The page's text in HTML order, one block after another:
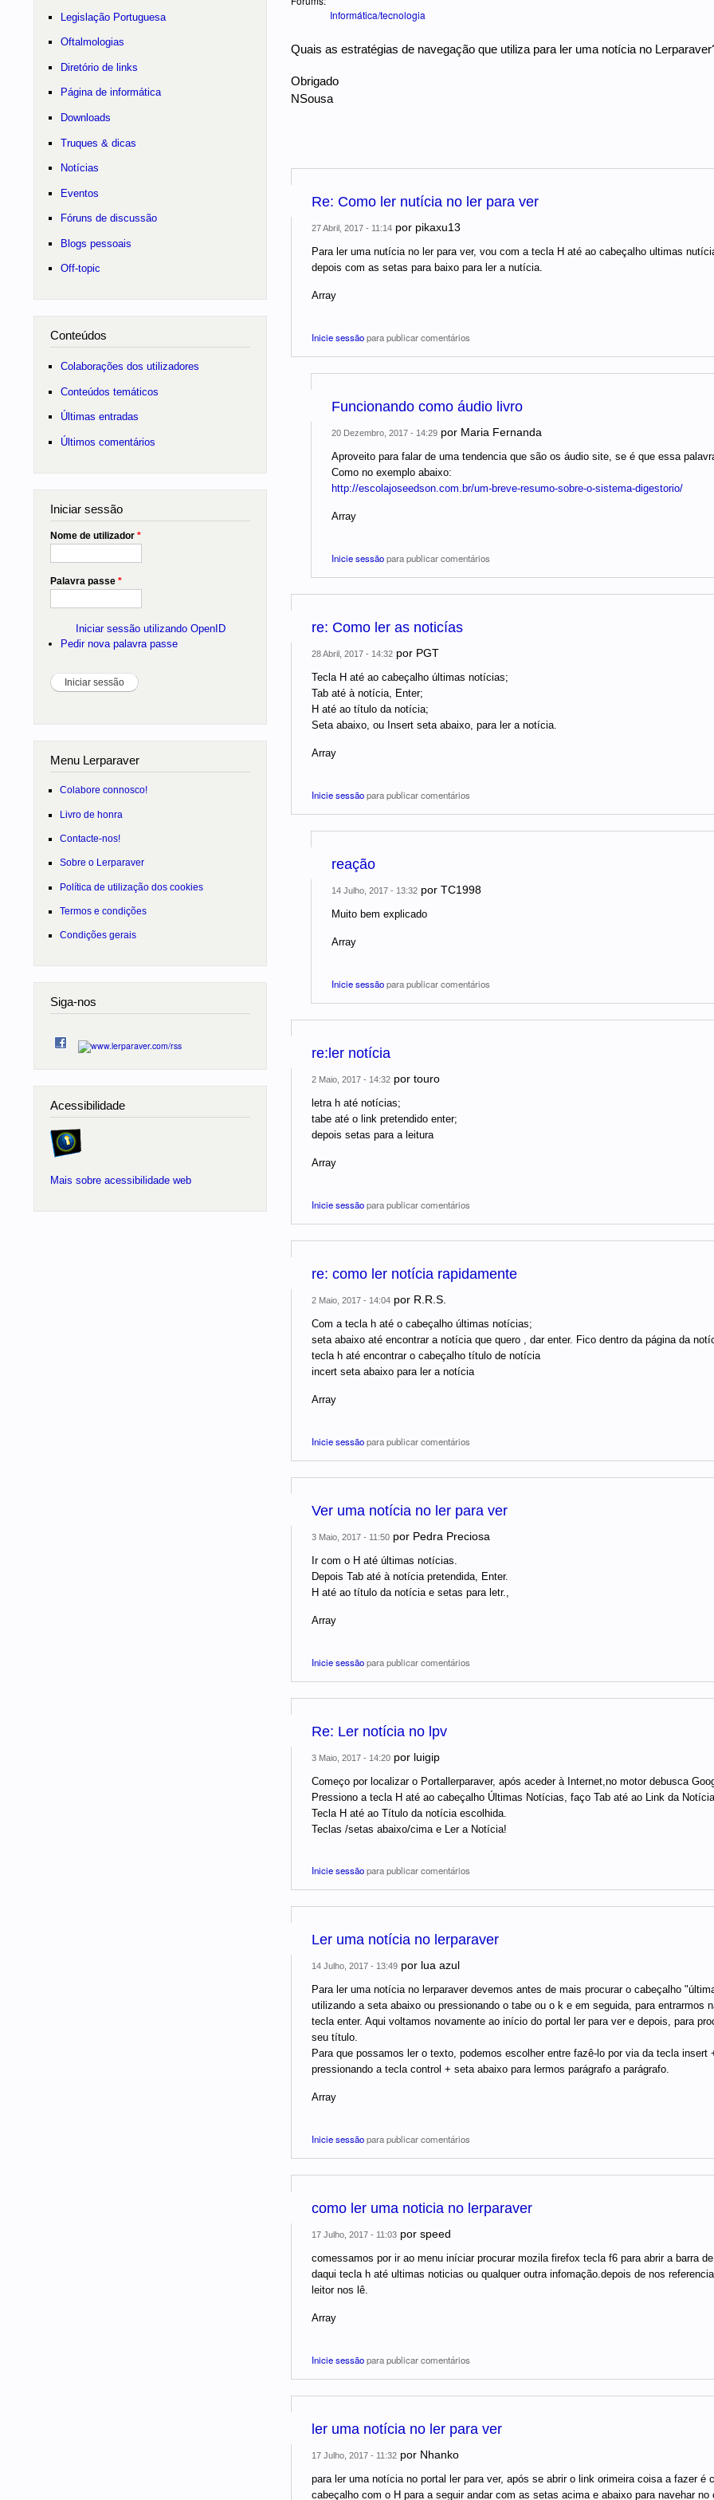
Informática/tecnologia
Quais as estratégias de navegação que utiliza para ler uma notícia no
Obrigado
NSousa
Re: Como ler nutícia no ler para ver
27 Abril, 2017 - 11:14por pikaxu13
Para ler uma nutícia no ler para ver, vou com a tecla H até ao cabeçalho ultimas
depois com as setas para baixo para ler a nutícia.
Array
Inicie sessãopara publicar comentários
Funcionando como áudio livro
20 Dezembro, 2017 - 14:29por Maria Fernanda
Aproveito para falar de uma tendencia que são os áudio site, se é que essa
Como no exemplo abaixo:
http://escolajoseedson.com.br/um-breve-resumo-sobre-o-sistema-digestorio/
Array
Inicie sessãopara publicar comentários
re: Como ler as noticías
28 Abril, 2017 - 14:32por PGT
Tecla H até ao cabeçalho últimas notícias;
Tab até à notícia, Enter;
H até ao título da notícia;
Seta abaixo, ou Insert seta abaixo, para ler a notícia.
Array
Inicie sessãopara publicar comentários
reação
14 Julho, 2017 - 13:32por TC1998
Muito bem explicado
Array
Inicie sessãopara publicar comentários
re:ler notícia
2 Maio, 2017 - 14:32por touro
letra h até notícias;
tabe até o link pretendido enter;
depois setas para a leitura
Array
Inicie sessãopara publicar comentários
re: como ler notícia rapidamente
2 Maio, 2017 - 14:04por R.R.S.
Com a tecla h até o cabeçalho últimas notícias;
seta abaixo até encontrar a notícia que quero , dar enter. Fico dentro da página da
tecla h até encontrar o cabeçalho título de notícia
incert seta abaixo para ler a notícia
Array
Inicie sessãopara publicar comentários
Ver uma notícia no ler para ver
3 Maio, 2017 - 11:50por Pedra Preciosa
Ir com o H até últimas notícias.
Depois Tab até à notícia pretendida, Enter.
H até ao título da notícia e setas para letr.,
Array
Inicie sessãopara publicar comentários
Re: Ler notícia no lpv
3 Maio, 2017 - 14:20por luigip
Começo por localizar o Portallerparaver, após aceder à Internet,no motor debusca
Pressiono a tecla H até ao cabeçalho Últimas Notícias, faço Tab até ao Link da
Tecla H até ao Título da notícia escolhida.
Teclas /setas abaixo/cima e Ler a Notícia!
Inicie sessãopara publicar comentários
Ler uma notícia no lerparaver
14 Julho, 2017 - 13:49por lua azul
Para ler uma notícia no lerparaver devemos antes de mais procurar o cabeçalho
utilizando a seta abaixo ou pressionando o tabe ou o k e em seguida, para entrarmos
tecla enter. Aqui voltamos novamente ao início do portal ler para ver e depois, para
seu título.
Para que possamos ler o texto, podemos escolher entre fazê-lo por via da tecla
pressionando a tecla control + seta abaixo para lermos parágrafo a parágrafo.
Array
Inicie sessãopara publicar comentários
como ler uma noticia no lerparaver
17 Julho, 2017 - 11:03por speed
comessamos por ir ao menu iníciar procurar mozila firefox tecla f6 para abrir a barra
daqui tecla h até ultimas noticias ou qualquer outra infomação.depois de nos
leitor nos lê.
Array
Inicie sessãopara publicar comentários
ler uma notícia no ler para ver
17 Julho, 2017 - 11:32por Nhanko
para ler uma notícia no portal ler para ver, após se abrir o link orimeira coisa a fazer
cabeçalho com o H para a seguir andar com as setas acima e abaixo para navehar no
Legislação Portuguesa
Oftalmologias
Diretório de links
Página de informática
Downloads
Truques & dicas
Notícias
Eventos
Fóruns de discussão
Blogs pessoais
Off-topic
Conteúdos
Colaborações dos utilizadores
Conteúdos temáticos
Últimas entradas
Últimos comentários
Iniciar sessão
Nome de utilizador *
Palavra passe *
Iniciar sessão utilizando OpenID
Pedir nova palavra passe
Menu Lerparaver
Colabore connosco!
Livro de honra
Contacte-nos!
Sobre o Lerparaver
Política de utilização dos cookies
Termos e condições
Condições gerais
Siga-nos
Acessibilidade
Mais sobre acessibilidade web